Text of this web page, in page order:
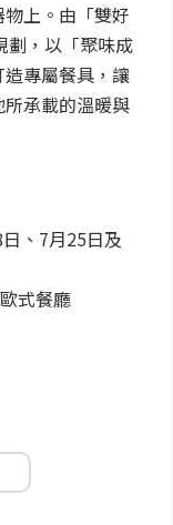
上。由「雙好
劃，以「聚味成
專屬餐具，讓
承載的溫暖與
、7月25日及
式餐廳